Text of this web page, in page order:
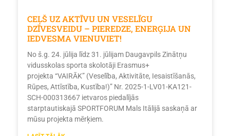
CEĻŠ UZ AKTĪVU UN VESELĪGU
DZĪVESVEIDU – PIEREDZE, ENERĢIJA UN
IEDVESMA VIENUVIET!
No š.g. 24. jūlija līdz 31. jūlijam Daugavpils Zinātņu
vidusskolas sporta skolotāji Erasmus+
projekta “VAIRĀK” (Veselība, Aktivitāte, Iesaistīšanās,
Rūpes, Attīstība, Kustība!)” Nr. 2025-1-LV01-KA121-
SCH-000313667 ietvaros piedalījās
starptautiskajā SPORTFORUM Mals Itālijā saskaņā ar
mūsu projekta mērķiem.